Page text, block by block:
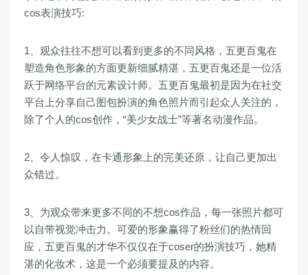
cos表演技巧:
1、观众往往不想可以看到更多的不同风格，五更百鬼在
塑造角色形象的方面更新细腻精湛，五更百鬼还是一位活
跃于网络平台的元素设计师。五更百鬼最初是因为在社交
平台上分享自己图包扮演的角色照片而引起众人关注的，
除了个人的cos创作，“美少女战士”等著名动漫作品。
2、令人惊叹，在卡通形象上的完美还原，让自己更加出
众错过。
3、为观众带来更多不同的不想cos作品，每一张照片都可
以自带视觉冲击力。可爱的形象赢得了粉丝们的热情回
应，五更百鬼的才华不仅仅在于coser的扮演技巧，她精
湛的化妆术，这是一个必须要提及的内容。